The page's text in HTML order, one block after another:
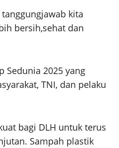
kita
bersih,sehat dan
Sedunia 2025 yang
TNI, dan pelaku
bagi DLH untuk terus
Sampah plastik